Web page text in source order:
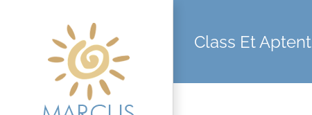
Class Et Aptent